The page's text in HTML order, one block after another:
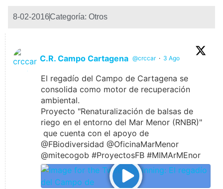
8-02-2016Categoría: Otros
C.R. Campo Cartagena @crccar · 3 Ago
El regadío del Campo de Cartagena se
consolida como motor de recuperación
ambiental.
Proyecto "Renaturalización de balsas de
riego en el entorno del Mar Menor (RNBR)"
que cuenta con el apoyo de
@FBiodiversidad @OficinaMarMenor
@mitecogob #ProyectosFB #MIMArMEnor